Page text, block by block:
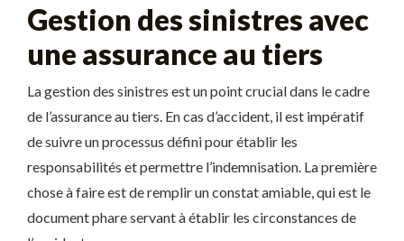
Gestion des sinistres avec
une assurance au tiers
La gestion des sinistres est un point crucial dans le cadre
de l’assurance au tiers. En cas d’accident, il est impératif
de suivre un processus défini pour établir les
responsabilités et permettre l’indemnisation. La première
chose à faire est de remplir un constat amiable, qui est le
document phare servant à établir les circonstances de